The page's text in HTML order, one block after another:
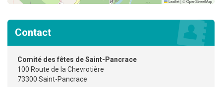
Leaflet|©OpenStreetMap
Contact
Comité des fêtes de Saint-Pancrace
100 Route de la Chevrotière
73300 Saint-Pancrace